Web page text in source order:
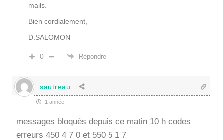
mails.
Bien cordialement,
D.SALOMON
0 Répondre
sautreau
1 année
messages bloqués depuis ce matin 10 h codes
erreurs 450 4 7 0 et 550 5 1 7